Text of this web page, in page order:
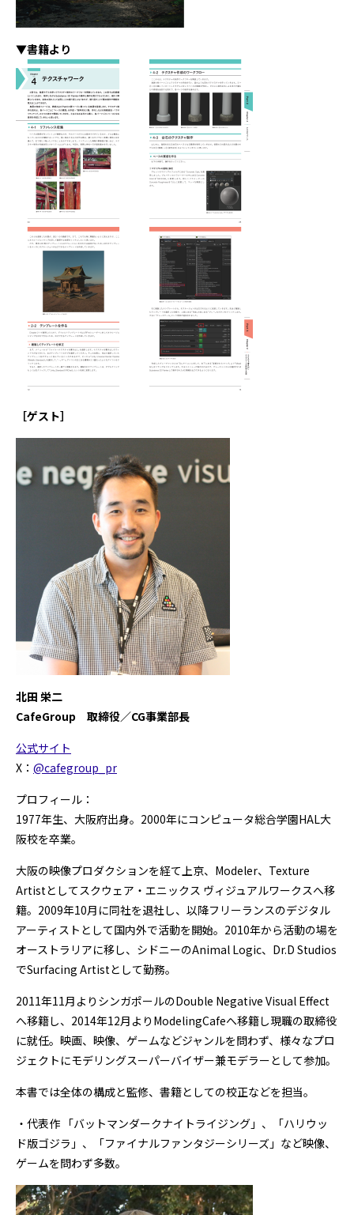
▼書籍より
［ゲスト］
北田 栄二
CafeGroup 取締役／CG事業部長
公式サイト
X： @cafegroup_pr
プロフィール：
1977年生、大阪府出身。2000年にコンピュータ総合学園HAL大
阪校を卒業。
大阪の映像プロダクションを経て上京、Modeler、Texture
Artistとしてスクウェア・エニックス ヴィジュアルワークスへ移
籍。2009年10月に同社を退社し、以降フリーランスのデジタル
アーティストとして国内外で活動を開始。2010年から活動の場を
オーストラリアに移し、シドニーのAnimal Logic、Dr.D Studios
でSurfacing Artistとして勤務。
2011年11月よりシンガポールのDouble Negative Visual Effect
へ移籍し、2014年12月よりModelingCafeへ移籍し現職の取締役
に就任。映画、映像、ゲームなどジャンルを問わず、様々なプロ
ジェクトにモデリングスーパーバイザー兼モデラーとして参加。
本書では全体の構成と監修、書籍としての校正などを担当。
・代表作 「バットマンダークナイトライジング」、「ハリウッ
ド版ゴジラ」、「ファイナルファンタジーシリーズ」など映像、
ゲームを問わず多数。